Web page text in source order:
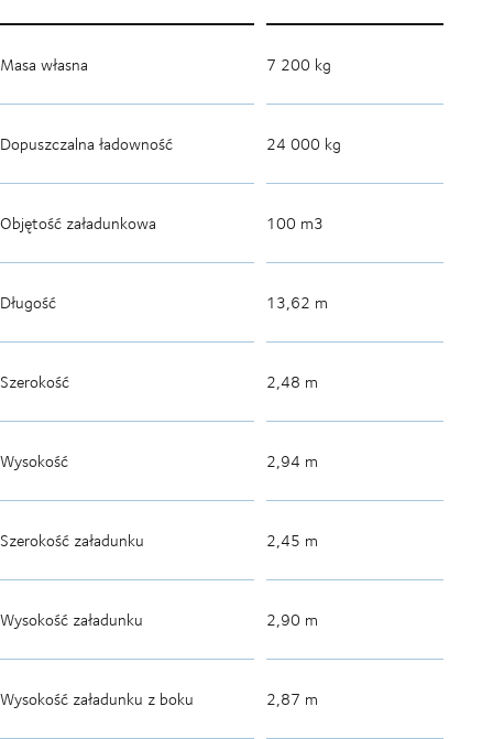
Masa własna 7 200 kg
Dopuszczalna ładowność 24 000 kg
Objętość załadunkowa 100 m3
Długość 13,62 m
Szerokość 2,48 m
Wysokość 2,94 m
Szerokość załadunku 2,45 m
Wysokość załadunku 2,90 m
Wysokość załadunku z boku 2,87 m